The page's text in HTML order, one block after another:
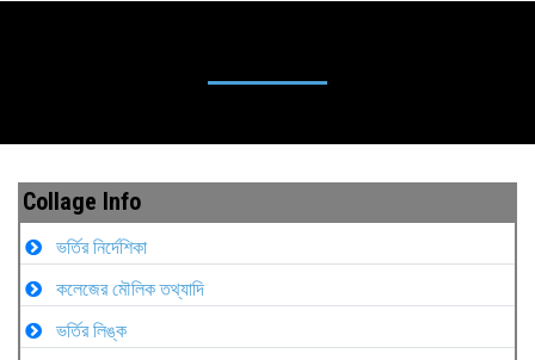
Collage Info
ভর্তির নির্দেশিকা
কলেজের মৌলিক তথ্যাদি
ভর্তির লিঙ্ক